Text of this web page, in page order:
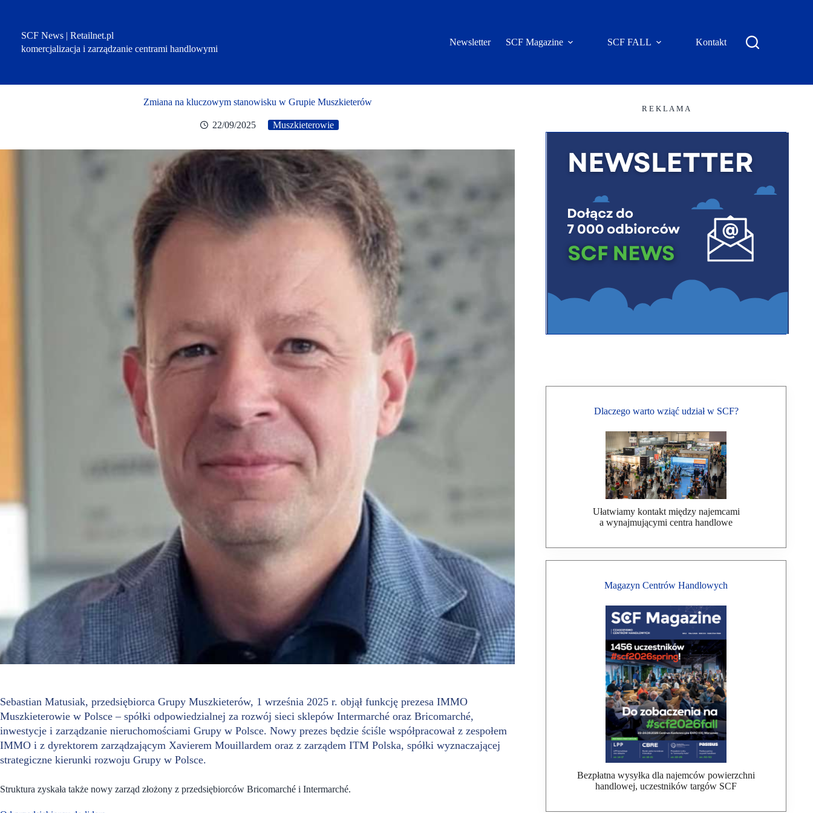
SCF News | Retailnet.pl
komercjalizacja i zarządzanie centrami handlowymi
Newsletter SCF Magazine SCF FALL Kontakt
Zmiana na kluczowym stanowisku w Grupie Muszkieterów
22/09/2025 Muszkieterowie
Sebastian Matusiak, przedsiębiorca Grupy Muszkieterów, 1 września 2025 r. objął funkcję prezesa IMMO
Muszkieterowie w Polsce – spółki odpowiedzialnej za rozwój sieci sklepów Intermarché oraz Bricomarché,
inwestycje i zarządzanie nieruchomościami Grupy w Polsce. Nowy prezes będzie ściśle współpracował z zespołem
IMMO i z dyrektorem zarządzającym Xavierem Mouillardem oraz z zarządem ITM Polska, spółki wyznaczającej
strategiczne kierunki rozwoju Grupy w Polsce.
Struktura zyskała także nowy zarząd złożony z przedsiębiorców Bricomarché i Intermarché.
R E K L A M A
Dlaczego warto wziąć udział w SCF?
Ułatwiamy kontakt między najemcami
a wynajmującymi centra handlowe
Magazyn Centrów Handlowych
Bezpłatna wysyłka dla najemców powierzchni
handlowej, uczestników targów SCF